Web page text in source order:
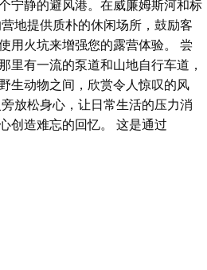
宁静的避风港。在威廉姆斯河和标
地提供质朴的休闲场所，鼓励客
用火坑来增强您的露营体验。 尝
有一流的泵道和山地自行车道，
生动物之间，欣赏令人惊叹的风
放松身心，让日常生活的压力消
创造难忘的回忆。 这是通过
那里有一流的泵道和山地自行车